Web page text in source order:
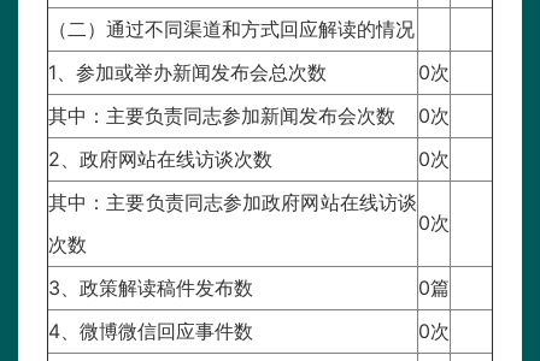
（二）通过不同渠道和方式回应解读的情况
1、参加或举办新闻发布会总次数
0次
其中：主要负责同志参加新闻发布会次数
0次
2、政府网站在线访谈次数
0次
其中：主要负责同志参加政府网站在线访谈
次数
0次
3、政策解读稿件发布数
0篇
4、微博微信回应事件数
0次